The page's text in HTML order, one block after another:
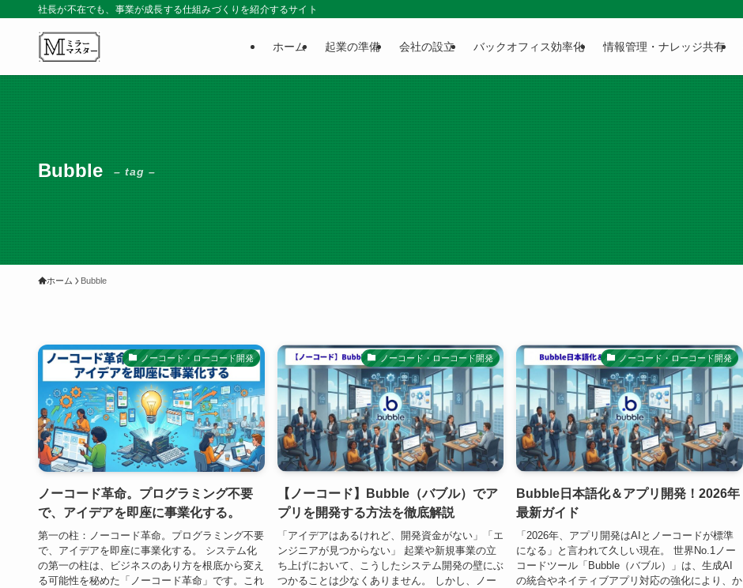
社長が不在でも、事業が成長する仕組みづくりを紹介するサイト
ホーム 起業の準備 会社の設立 バックオフィス効率化 情報管理・ナレッジ共有
Bubble – tag –
ホーム Bubble
ノーコード・ローコード開発
ノーコード革命。プログラミング不要
で、アイデアを即座に事業化する。
第一の柱：ノーコード革命。プログラミング不要
で、アイデアを即座に事業化する。 システム化
の第一の柱は、ビジネスのあり方を根底から変え
る可能性を秘めた「ノーコード革命」です。これ
ノーコード・ローコード開発
【ノーコード】Bubble（バブル）でア
プリを開発する方法を徹底解説
「アイデアはあるけれど、開発資金がない」「エ
ンジニアが見つからない」 起業や新規事業の立
ち上げにおいて、こうしたシステム開発の壁にぶ
つかることは少なくありません。 しかし、ノー
ノーコード・ローコード開発
Bubble日本語化＆アプリ開発！2026年
最新ガイド
「2026年、アプリ開発はAIとノーコードが標準
になる」と言われて久しい現在。 世界No.1ノー
コードツール「Bubble（バブル）」は、生成AI
の統合やネイティブアプリ対応の強化により、か